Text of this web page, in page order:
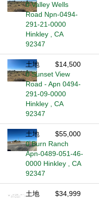
0 Valley Wells
Road Npn-0494-
291-21-0000
Hinkley , CA
92347
土地
$14,500
0 Sunset View
Road - Apn 0494-
291-09-0000
Hinkley , CA
92347
土地
$55,000
0 Burn Ranch
Apn-0489-051-46-
0000 Hinkley , CA
92347
土地
$34,999